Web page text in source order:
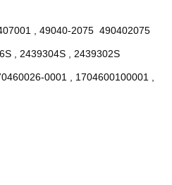
, 49040-2075 490402075
, 2439304S , 2439302S
0001 , 1704600100001 ,